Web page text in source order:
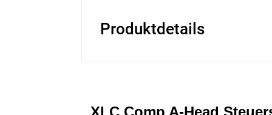
Produktdetails
XLC Comp A-Head